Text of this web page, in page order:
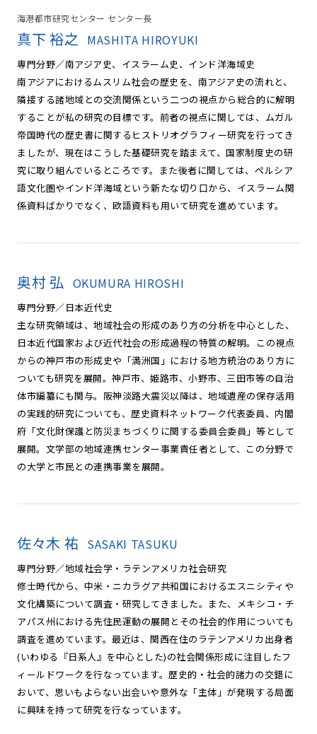
海港都市研究センター センター長
真下 裕之 MASHITA HIROYUKI
専門分野／南アジア史、イスラーム史、インド洋海域史
南アジアにおけるムスリム社会の歴史を、南アジア史の流れと、
隣接する諸地域との交流関係という二つの視点から総合的に解明
することが私の研究の目標です。前者の視点に関しては、ムガル
帝国時代の歴史書に関するヒストリオグラフィー研究を行ってき
ましたが、現在はこうした基礎研究を踏まえて、国家制度史の研
究に取り組んでいるところです。また後者に関しては、ペルシア
語文化圏やインド洋海域という新たな切り口から、イスラーム関
係資料ばかりでなく、欧語資料も用いて研究を進めています。
奥村 弘 OKUMURA HIROSHI
専門分野／日本近代史
主な研究領域は、地域社会の形成のあり方の分析を中心とした、
日本近代国家および近代社会の形成過程の特質の解明。この視点
からの神戸市の形成史や「満洲国」における地方統治のあり方に
ついても研究を展開。神戸市、姫路市、小野市、三田市等の自治
体市編纂にも関与。阪神淡路大震災以降は、地域遺産の保存活用
の実践的研究についても、歴史資料ネットワーク代表委員、内閣
府「文化財保護と防災まちづくりに関する委員会委員」等として
展開。文学部の地域連携センター事業責任者として、この分野で
の大学と市民との連携事業を展開。
佐々木 祐 SASAKI TASUKU
専門分野／地域社会学・ラテンアメリカ社会研究
修士時代から、中米・ニカラグア共和国におけるエスニシティや
文化構築について調査・研究してきました。また、メキシコ・チ
アパス州における先住民運動の展開とその社会的作用についても
調査を進めています。最近は、関西在住のラテンアメリカ出身者
(いわゆる『日系人』を中心とした)の社会関係形成に注目したフ
ィールドワークを行なっています。歴史的・社会的諸力の交錯に
おいて、思いもよらない出会いや意外な「主体」が発現する局面
に興味を持って研究を行なっています。